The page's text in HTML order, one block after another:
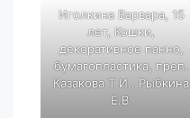
Иголкина Варвара, 15
лет, Кошки,
декоративное панно,
бумагопластика, преп.
Казакова Т.И., Рыбкина
Е.В.